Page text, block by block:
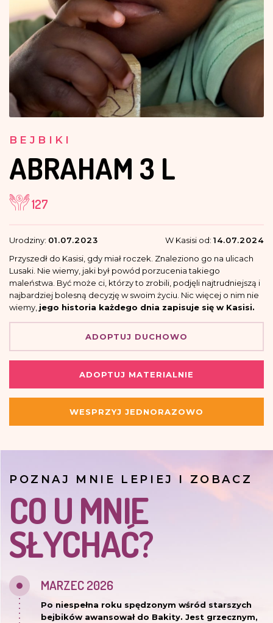
BEJBIKI
ABRAHAM 3 L
127
Urodziny: 01.07.2023 W Kasisi od: 14.07.2024
Przyszedł do Kasisi, gdy miał roczek. Znaleziono go na ulicach
Lusaki. Nie wiemy, jaki był powód porzucenia takiego
maleństwa. Być może ci, którzy to zrobili, podjęli najtrudniejszą i
najbardziej bolesną decyzję w swoim życiu. Nic więcej o nim nie
wiemy, jego historia każdego dnia zapisuje się w Kasisi.
ADOPTUJ DUCHOWO
ADOPTUJ MATERIALNIE
WESPRZYJ JEDNORAZOWO
POZNAJ MNIE LEPIEJ I ZOBACZ
CO U MNIE
SŁYCHAĆ?
MARZEC 2026
Po niespełna roku spędzonym wśród starszych
bejbików awansował do Bakity. Jest grzecznym,